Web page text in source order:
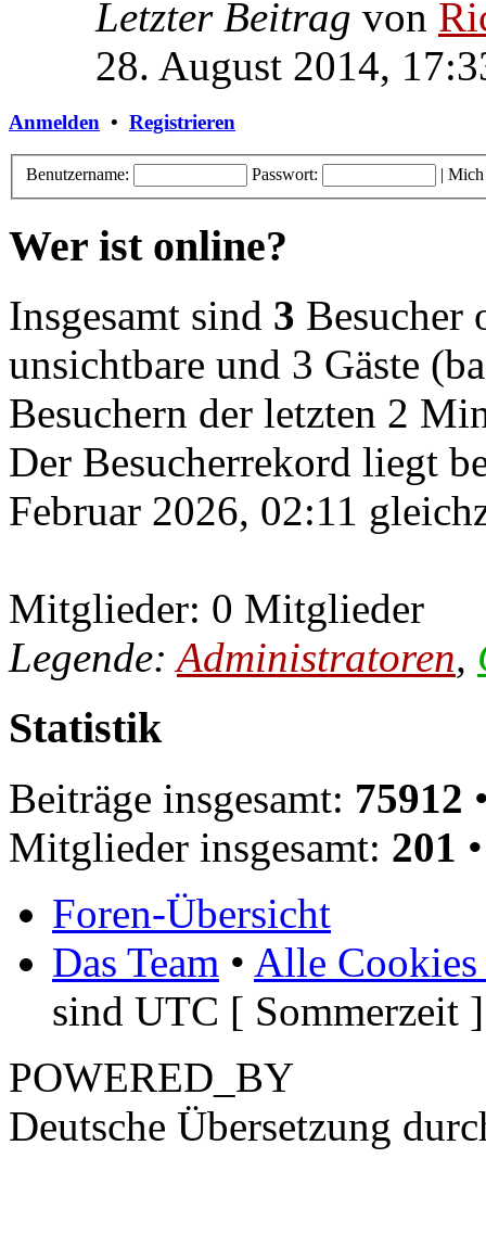
Letzter Beitrag von
28. August 2014,
Anmelden • Registrieren
Benutzername: Passwort: | Mich
Wer ist online?
Insgesamt sind 3 Besucher
unsichtbare und 3 Gäste
Besuchern der letzten 2
Der Besucherrekord liegt
Februar 2026, 02:11
Mitglieder: 0 Mitglieder
Legende:Administratoren,
Statistik
Beiträge insgesamt: 75912
Mitglieder insgesamt: 201
Foren-Übersicht
Das Team • Alle Cookies
sind UTC [ Sommerzeit ]
POWERED_BY
Deutsche Übersetzung